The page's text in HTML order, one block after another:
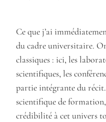
Ce que j’ai
du cadre universitaire.
classiques : ici, les
scientifiques, les
partie intégrante du
scientifique de
crédibilité à cet univers